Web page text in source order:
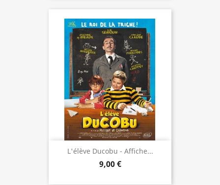
L'élève Ducobu - Affiche...
9,00 €